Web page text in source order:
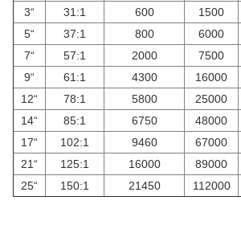
3“ 31:1 600 1500
5“
37:1 800 6000
7“
57:1 2000 7500
9“
61:1 4300 16000
12“
78:1 5800 25000
14“
85:1 6750 48000
17“
102:1 9460 67000
21“
125:1 16000 89000
25“
150:1 21450 112000